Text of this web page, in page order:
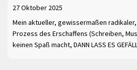
27 Oktober 2025
Mein aktueller, gewissermaßen radikaler,
Prozess des Erschaffens (Schreiben,
keinen Spaß macht, DANN LASS ES